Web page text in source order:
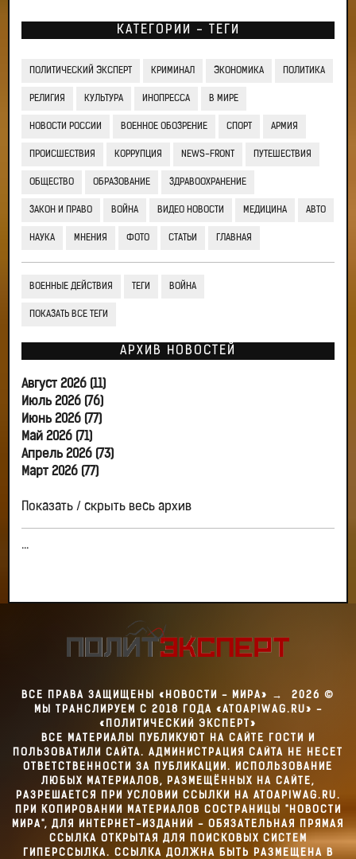
КАТЕГОРИИ - ТЕГИ
ПОЛИТИЧЕСКИЙ ЭКСПЕРТ КРИМИНАЛ ЭКОНОМИКА ПОЛИТИКА
РЕЛИГИЯ КУЛЬТУРА ИНОПРЕССА В МИРЕ
НОВОСТИ РОССИИ ВОЕННОЕ ОБОЗРЕНИЕ СПОРТ АРМИЯ
ПРОИСШЕСТВИЯ КОРРУПЦИЯ NEWS-FRONT ПУТЕШЕСТВИЯ
ОБЩЕСТВО ОБРАЗОВАНИЕ ЗДРАВООХРАНЕНИЕ
ЗАКОН И ПРАВО ВОЙНА ВИДЕО НОВОСТИ МЕДИЦИНА АВТО
НАУКА МНЕНИЯ ФОТО СТАТЬИ ГЛАВНАЯ
ВОЕННЫЕ ДЕЙСТВИЯ ТЕГИ ВОЙНА
ПОКАЗАТЬ ВСЕ ТЕГИ
АРХИВ НОВОСТЕЙ
Август 2026 (11)
Июль 2026 (76)
Июнь 2026 (77)
Май 2026 (71)
Апрель 2026 (73)
Март 2026 (77)
Показать / скрыть весь архив
...
ВСЕ ПРАВА ЗАЩИЩЕНЫ «НОВОСТИ - МИРА» → 2026 ©
МЫ ТРАНСЛИРУЕМ С 2018 ГОДА «ATOAPIWAG.RU» -
«ПОЛИТИЧЕСКИЙ ЭКСПЕРТ»
ВСЕ МАТЕРИАЛЫ ПУБЛИКУЮТ НА САЙТЕ ГОСТИ И
ПОЛЬЗОВАТИЛИ САЙТА. АДМИНИСТРАЦИЯ САЙТА НЕ НЕСЕТ
ОТВЕТСТВЕННОСТИ ЗА ПУБЛИКАЦИИ. ИСПОЛЬЗОВАНИЕ
ЛЮБЫХ МАТЕРИАЛОВ, РАЗМЕЩЁННЫХ НА САЙТЕ,
РАЗРЕШАЕТСЯ ПРИ УСЛОВИИ ССЫЛКИ НА ATOAPIWAG.RU.
ПРИ КОПИРОВАНИИ МАТЕРИАЛОВ СОСТРАНИЦЫ "НОВОСТИ
МИРА", ДЛЯ ИНТЕРНЕТ-ИЗДАНИЙ - ОБЯЗАТЕЛЬНАЯ ПРЯМАЯ
ССЫЛКА ОТКРЫТАЯ ДЛЯ ПОИСКОВЫХ СИСТЕМ
ГИПЕРССЫЛКА. ССЫЛКА ДОЛЖНА БЫТЬ РАЗМЕЩЕНА В